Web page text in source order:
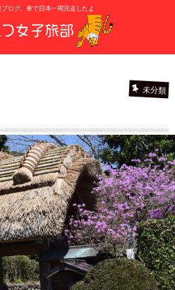
ログ。車で日本一周完走したよ
未分類